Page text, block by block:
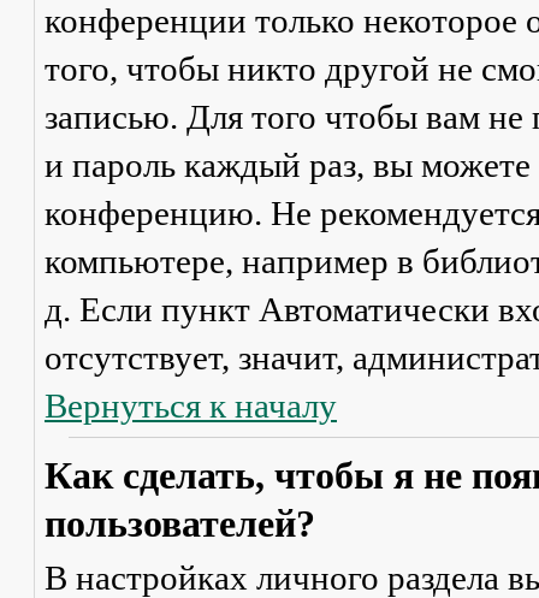
конференции только некоторое
того, чтобы никто другой не
записью. Для того чтобы вам не
и пароль каждый раз, вы
конференцию. Не
компьютере, например в
д. Если пункт Автоматически
отсутствует, значит,
Вернуться к началу
Как сделать, чтобы я не
пользователей?
В настройках личного раздела